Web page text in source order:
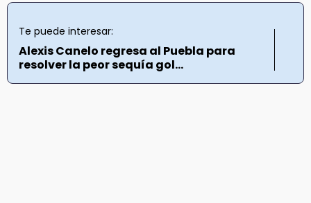
Te puede interesar:
Alexis Canelo regresa al Puebla para
resolver la peor sequía gol...